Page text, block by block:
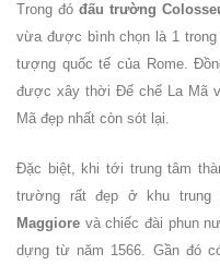
Trong đó đấu trường
vừa được bình chọn là 1
tượng quốc tế của Rome.
được xây thời Đế chế La Mã
Mã đẹp nhất còn sót lại.
Đặc biệt, khi tới trung tâm
trường rất đẹp ở khu trung
Maggiore và chiếc đài phun
dựng từ năm 1566. Gần đó